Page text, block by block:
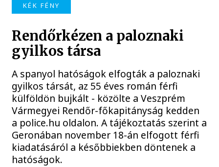
KÉK FÉNY
Rendőrkézen a paloznaki
gyilkos társa
A spanyol hatóságok elfogták a paloznaki
gyilkos társát, az 55 éves román férfi
külföldön bujkált - közölte a Veszprém
Vármegyei Rendőr-főkapitányság kedden
a police.hu oldalon. A tájékoztatás szerint a
Geronában november 18-án elfogott férfi
kiadatásáról a későbbiekben döntenek a
hatóságok.